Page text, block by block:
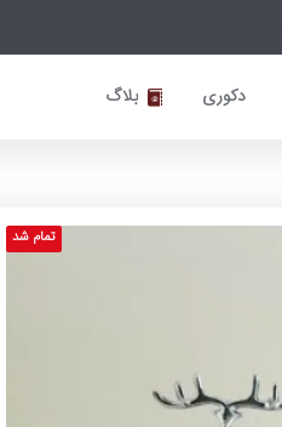
دکوری بلاگ
تمام شد